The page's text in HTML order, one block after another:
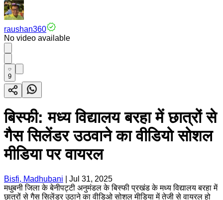
raushan360
No video available
9
बिस्फी: मध्य विद्यालय बरहा में छात्रों से
गैस सिलेंडर उठवाने का वीडियो सोशल
मीडिया पर वायरल
Bisfi, Madhubani
Jul 31, 2025
मधुबनी जिला के बेनीपट्टी अनुमंडल के बिस्फी प्रखंड के मध्य विद्यालय बरहा में
छात्रों से गैस सिलेंडर उठाने का वीडिओ सोशल मीडिया में तेजी से वायरल हो